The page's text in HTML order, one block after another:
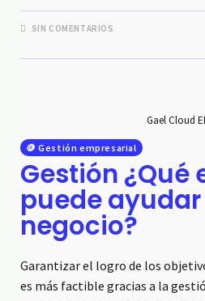
SIN COMENTARIOS
Gael Cloud
🪙 Gestión empresarial
Gestión ¿Qué
puede
negocio?
Garantizar el logro de los
es más factible gracias a la